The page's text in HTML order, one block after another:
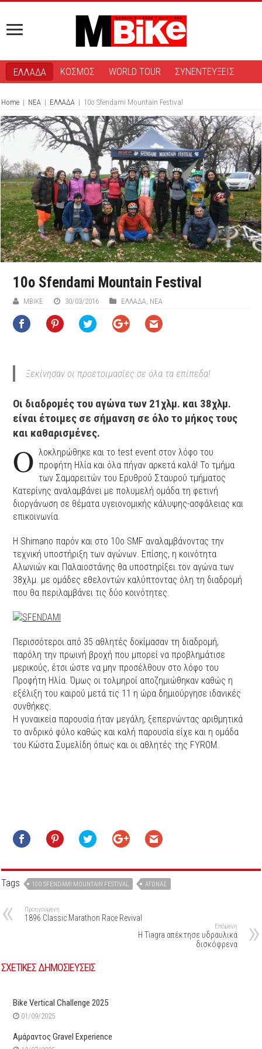
ΕΛΛΑΔΑ ΚΟΣΜΟΣ WORLD TOUR ΣΥΝΕΝΤΕΥΞΕΙΣ
Home | ΝΕΑ | ΕΛΛΑΔΑ | 10ο Sfendami Mountain Festival
10ο Sfendami Mountain Festival
MBIKE 30/03/2016 ΕΛΛΑΔΑ, ΝΕΑ
Ξεκίνησαν οι προετοιμασίες σε όλα τα επίπεδα!
Οι διαδρομές του αγώνα των 21χλμ. και 38χλμ.
είναι έτοιμες σε σήμανση σε όλο το μήκος τους
και καθαρισμένες.
O λοκληρώθηκε και το test event στον λόφο του
προφήτη Ηλία και όλα πήγαν αρκετά καλά! Το τμήμα
των Σαμαρειτών του Ερυθρού Σταυρού τμήματος
Κατερίνης αναλαμβάνει με πολυμελή ομάδα τη φετινή
διοργάνωση σε θέματα υγειονομικής κάλυψης-ασφάλειας και
επικοινωνία.
Η Shimano παρόν και στο 10ο SMF αναλαμβάνοντας την
τεχνική υποστήριξη των αγώνων. Επίσης, η κοινότητα
Αλωνιών και Παλαιοστάνης θα υποστηρίξει τον αγώνα των
38χλμ. με ομάδες εθελοντών καλύπτοντας όλη τη διαδρομή
που θα περιλαμβάνει τις δύο κοινότητες.
Περισσότεροι από 35 αθλητές δοκίμασαν τη διαδρομή,
παρόλη την πρωινή βροχή που μπορεί να προβλημάτισε
μερικούς, έτσι ώστε να μην προσέλθουν στο λόφο του
Προφήτη Ηλία. Όμως οι τολμηροί αποζημιώθηκαν καθώς η
εξέλιξη του καιρού μετά τις 11 η ώρα δημιούργησε ιδανικές
συνθήκες.
Η γυναικεία παρουσία ήταν μεγάλη, ξεπερνώντας αριθμητικά
το ανδρικό φύλο καθώς και καλή παρουσία είχε και η ομάδα
του Κώστα Συμελίδη όπως και οι αθλητές της FYROM.
Tags 10Ο SFENDAMI MOUNTAIN FESTIVAL ΑΓΏΝΑΣ
Προηγούμενη
1896 Classic Marathon Race Revival
Επόμενη
H Tiagra απέκτησε υδραυλικά
δισκόφρενα
ΣΧΕΤΙΚΕΣ ΔΗΜΟΣΙΕΥΣΕΙΣ
Bike Vertical Challenge 2025
01/09/2025
Αμάραντος Gravel Experience